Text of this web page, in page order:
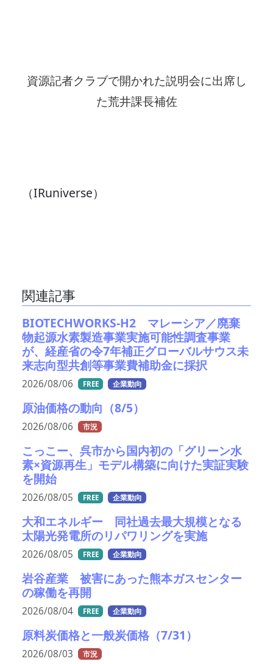
資源記者クラブで開かれた説明会に出席し
た荒井課長補佐
（IRuniverse）
関連記事
BIOTECHWORKS-H2 マレーシア／廃棄
物起源水素製造事業実施可能性調査事業
が、経産省の令7年補正グローバルサウス未
来志向型共創等事業費補助金に採択
2026/08/06 FREE 企業動向
原油価格の動向（8/5）
2026/08/06 市況
こっこー、呉市から国内初の「グリーン水
素×資源再生」モデル構築に向けた実証実験
を開始
2026/08/05 FREE 企業動向
大和エネルギー 同社過去最大規模となる
太陽光発電所のリパワリングを実施
2026/08/05 FREE 企業動向
岩谷産業 被害にあった熊本ガスセンター
の稼働を再開
2026/08/04 FREE 企業動向
原料炭価格と一般炭価格（7/31）
2026/08/03 市況